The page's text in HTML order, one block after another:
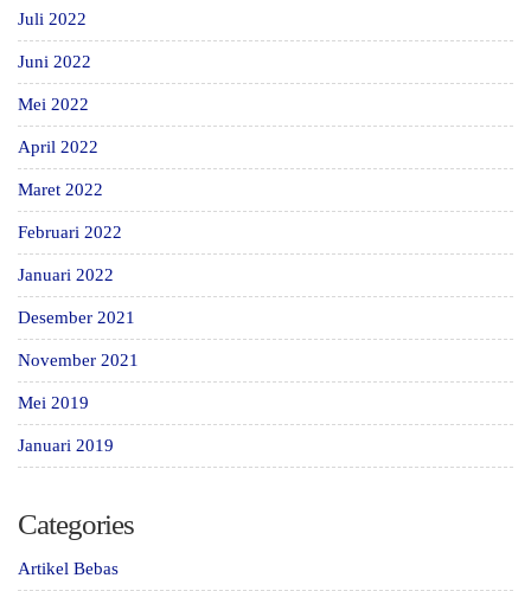
Juli 2022
Juni 2022
Mei 2022
April 2022
Maret 2022
Februari 2022
Januari 2022
Desember 2021
November 2021
Mei 2019
Januari 2019
Categories
Artikel Bebas